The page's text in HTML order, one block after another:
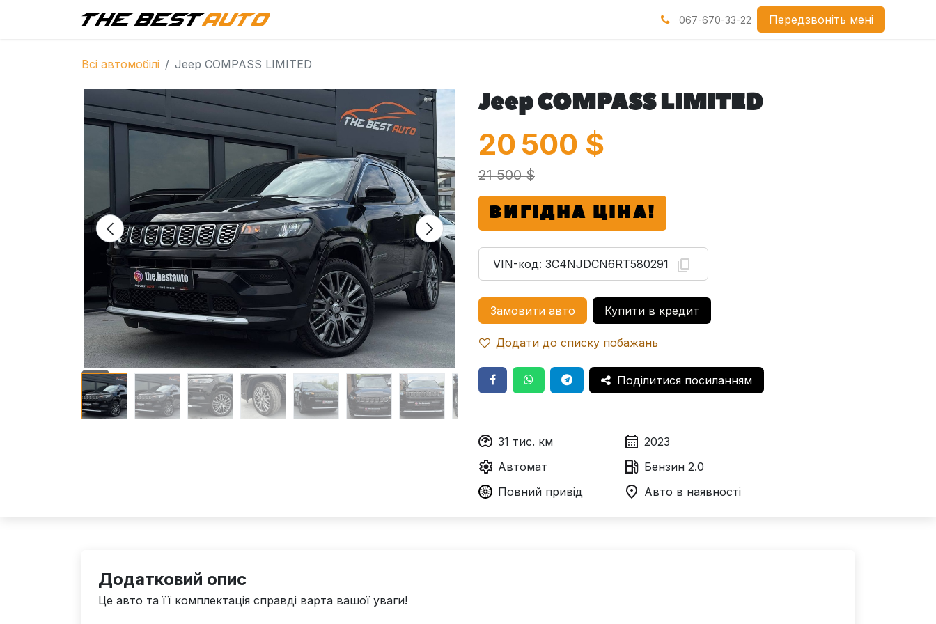
067-670-33-22 Передзвоніть мені
Всі автомобілі Jeep COMPASS LIMITED
Jeep COMPASS LIMITED
20 500 $
21 500 $
ВИГІДНА ЦІНА!
VIN-код: 3C4NJDCN6RT580291
Замовити авто Купити в кредит
Додати до списку побажань
Поділитися посиланням
31 тис. км
2023
Автомат
Бензин 2.0
Повний привід Авто в наявності
Додатковий опис
Це авто та її комплектація справді варта вашої уваги!